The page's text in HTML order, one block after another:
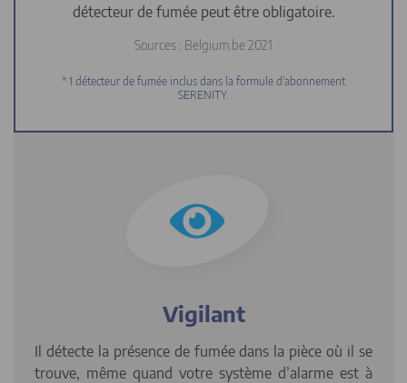
détecteur de fumée peut être obligatoire.
Sources : Belgium.be 2021
* 1 détecteur de fumée inclus dans la formule d'abonnement
SERENITY.
Vigilant
Il détecte la présence de fumée dans la pièce où il se
trouve, même quand votre système d’alarme est à